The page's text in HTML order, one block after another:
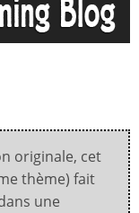
originale, cet
thème) fait
une